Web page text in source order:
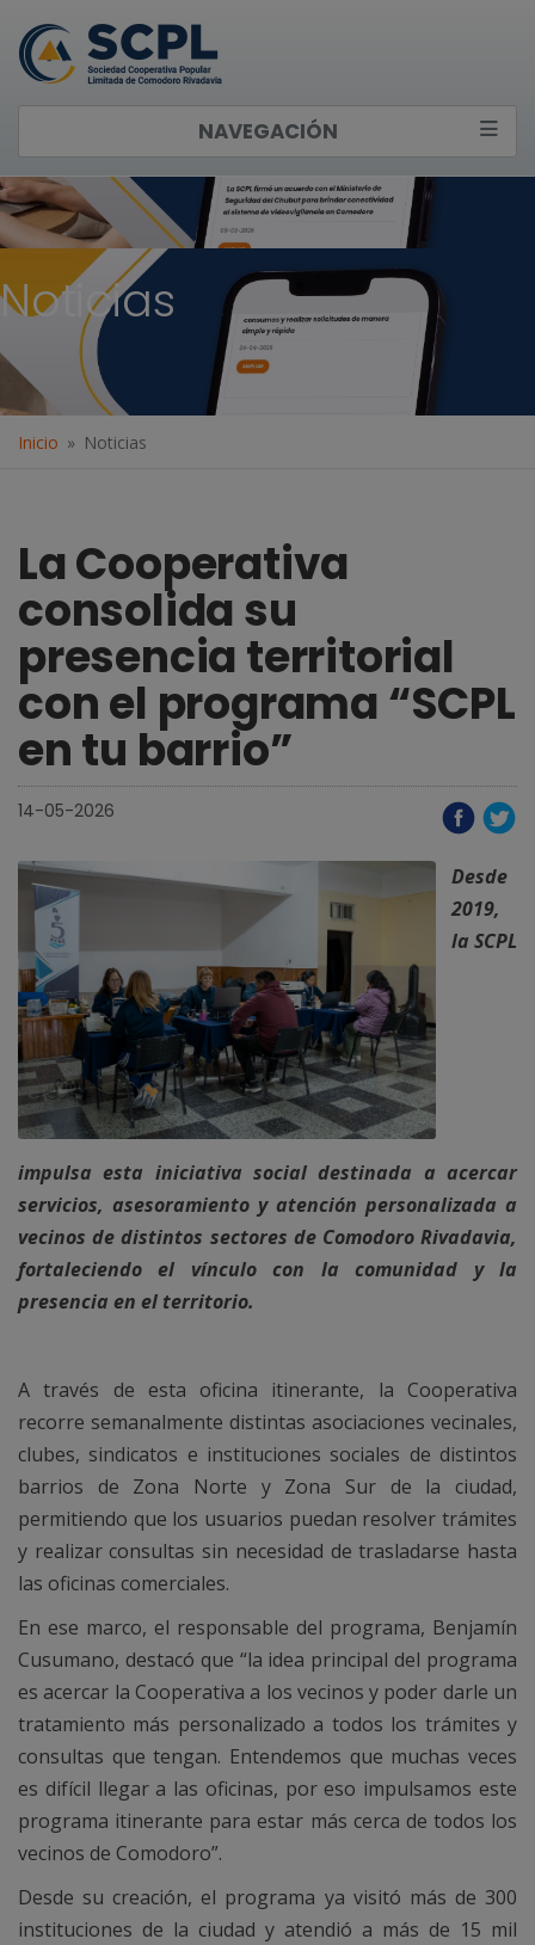
NAVEGACIÓN
Noticias
Inicio Noticias
La Cooperativa
consolida su
presencia territorial
con el programa “SCPL
en tu barrio”
14-05-2026
Desde
2019,
la SCPL
impulsa esta iniciativa social destinada a acercar
servicios, asesoramiento y atención personalizada a
vecinos de distintos sectores de Comodoro Rivadavia,
fortaleciendo el vínculo con la comunidad y la
presencia en el territorio.
A través de esta oficina itinerante, la Cooperativa
recorre semanalmente distintas asociaciones vecinales,
clubes, sindicatos e instituciones sociales de distintos
barrios de Zona Norte y Zona Sur de la ciudad,
permitiendo que los usuarios puedan resolver trámites
y realizar consultas sin necesidad de trasladarse hasta
las oficinas comerciales.
En ese marco, el responsable del programa, Benjamín
Cusumano, destacó que “la idea principal del programa
es acercar la Cooperativa a los vecinos y poder darle un
tratamiento más personalizado a todos los trámites y
consultas que tengan. Entendemos que muchas veces
es difícil llegar a las oficinas, por eso impulsamos este
programa itinerante para estar más cerca de todos los
vecinos de Comodoro”.
Desde su creación, el programa ya visitó más de 300
instituciones de la ciudad y atendió a más de 15 mil